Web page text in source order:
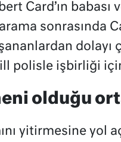
Card’ın babası
sonrasında
polisle işbirliği
olduğu
yitirmesine yol